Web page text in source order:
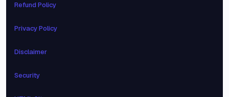
Refund Policy
Privacy Policy
Disclaimer
Security